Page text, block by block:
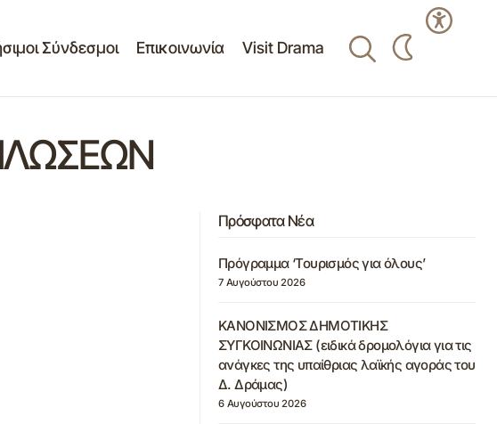
Σύνδεσμοι Επικοινωνία Visit Drama
Πρόσφατα Νέα
Πρόγραμμα ‘Τουρισμός για όλους’
7 Αυγούστου 2026
ΚΑΝΟΝΙΣΜΟΣ ΔΗΜΟΤΙΚΗΣ
ΣΥΓΚΟΙΝΩΝΙΑΣ (ειδικά δρομολόγια για τις
ανάγκες της υπαίθριας λαϊκής αγοράς του
Δ. Δράμας)
6 Αυγούστου 2026